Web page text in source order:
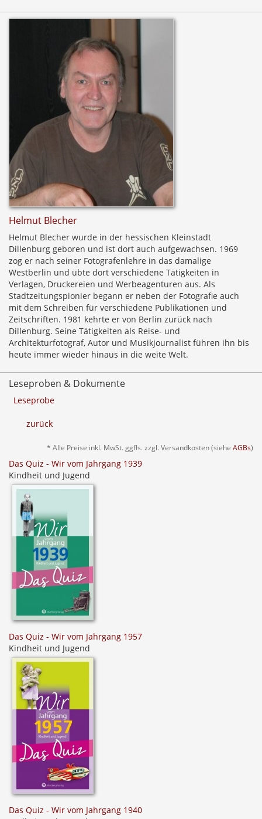
Helmut Blecher
Helmut Blecher wurde in der hessischen Kleinstadt
Dillenburg geboren und ist dort auch aufgewachsen. 1969
zog er nach seiner Fotografenlehre in das damalige
Westberlin und übte dort verschiedene Tätigkeiten in
Verlagen, Druckereien und Werbeagenturen aus. Als
Stadtzeitungspionier begann er neben der Fotografie auch
mit dem Schreiben für verschiedene Publikationen und
Zeitschriften. 1981 kehrte er von Berlin zurück nach
Dillenburg. Seine Tätigkeiten als Reise- und
Architekturfotograf, Autor und Musikjournalist führen ihn bis
heute immer wieder hinaus in die weite Welt.
Leseproben & Dokumente
Leseprobe
zurück
* Alle Preise inkl. MwSt. ggfls. zzgl. Versandkosten (siehe AGBs)
Das Quiz - Wir vom Jahrgang 1939
Kindheit und Jugend
Das Quiz - Wir vom Jahrgang 1957
Kindheit und Jugend
Das Quiz - Wir vom Jahrgang 1940